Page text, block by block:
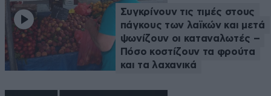
Συγκρίνουν τις τιμές στους
πάγκους των λαϊκών και μετά
ψωνίζουν οι καταναλωτές –
Πόσο κοστίζουν τα φρούτα
και τα λαχανικά